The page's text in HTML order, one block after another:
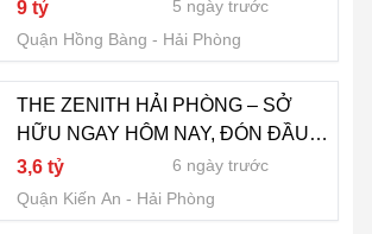
9 tỷ
5 ngày trước
Quận Hồng Bàng
Hải Phòng
THE ZENITH HẢI PHÒNG – SỞ
HỮU NGAY HÔM NAY, ĐÓN ĐẦU
GIÁ TRỊ TƯƠNG LAI. ĐẦU TƯ
CỰC TỐT CÓ HẠN
3,6 tỷ
6 ngày trước
Quận Kiến An
Hải Phòng